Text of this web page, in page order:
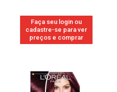
Faça seu login ou
cadastre-se para ver
preços e comprar